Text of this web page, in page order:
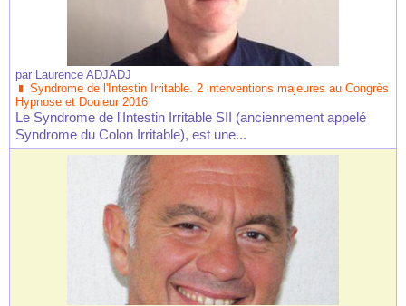
par Laurence ADJADJ
Syndrome de l'Intestin Irritable. 2 interventions majeures au Congrès
Hypnose et Douleur 2016
Le Syndrome de l'Intestin Irritable SII (anciennement appelé
Syndrome du Colon Irritable), est une...